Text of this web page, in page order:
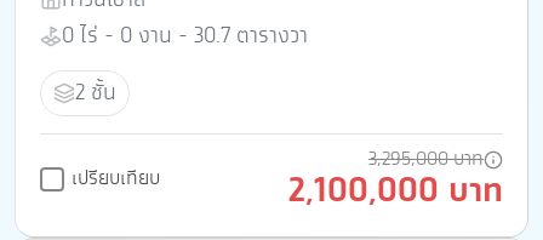
0 ไร่ - 0 งาน - 30.7 ตารางวา
2 ชั้น
เปรียบเทียบ
3,295,000 บาท
2,100,000 บาท